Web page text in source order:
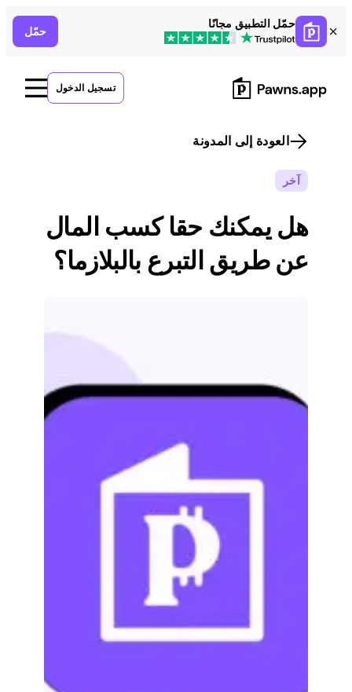
Skip
to
content
حمّل التطبيق مجانًا
حمّل
تسجيل الدخول
العودة إلى المدونة
آخر
هل يمكنك حقا كسب المال
عن طريق التبرع بالبلازما؟